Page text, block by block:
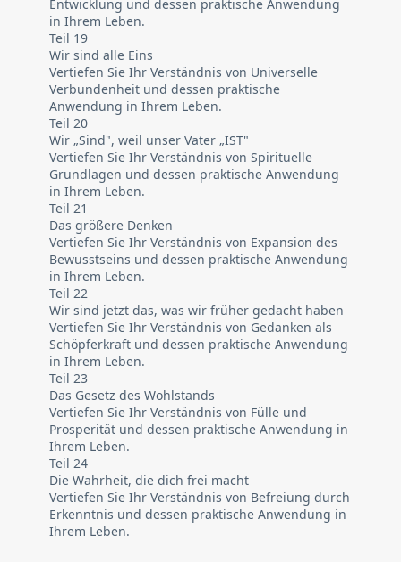
Entwicklung und dessen praktische Anwendung
in Ihrem Leben.
Teil 19
Wir sind alle Eins
Vertiefen Sie Ihr Verständnis von Universelle
Verbundenheit und dessen praktische
Anwendung in Ihrem Leben.
Teil 20
Wir „Sind", weil unser Vater „IST"
Vertiefen Sie Ihr Verständnis von Spirituelle
Grundlagen und dessen praktische Anwendung
in Ihrem Leben.
Teil 21
Das größere Denken
Vertiefen Sie Ihr Verständnis von Expansion des
Bewusstseins und dessen praktische Anwendung
in Ihrem Leben.
Teil 22
Wir sind jetzt das, was wir früher gedacht haben
Vertiefen Sie Ihr Verständnis von Gedanken als
Schöpferkraft und dessen praktische Anwendung
in Ihrem Leben.
Teil 23
Das Gesetz des Wohlstands
Vertiefen Sie Ihr Verständnis von Fülle und
Prosperität und dessen praktische Anwendung in
Ihrem Leben.
Teil 24
Die Wahrheit, die dich frei macht
Vertiefen Sie Ihr Verständnis von Befreiung durch
Erkenntnis und dessen praktische Anwendung in
Ihrem Leben.